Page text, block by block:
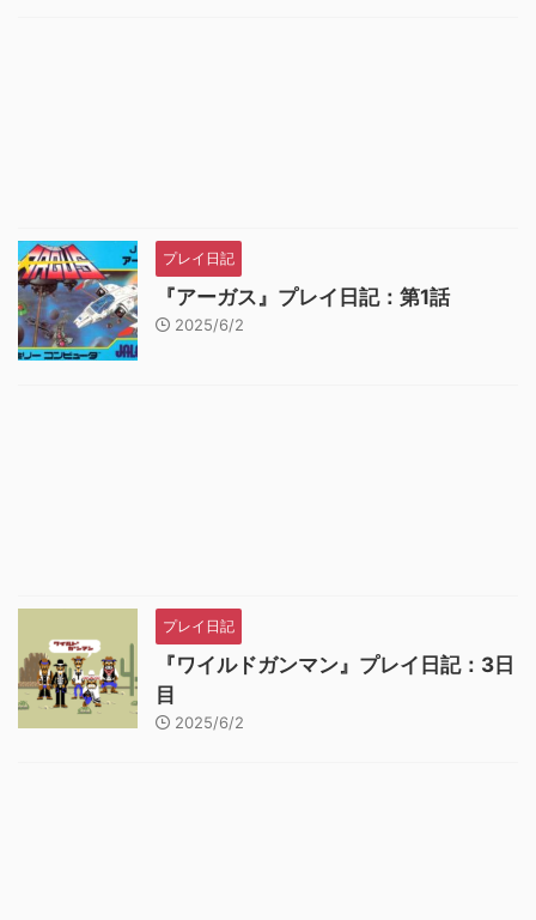
プレイ日記
『アーガス』プレイ日記：第1話
2025/6/2
プレイ日記
『ワイルドガンマン』プレイ日記：3日
目
2025/6/2